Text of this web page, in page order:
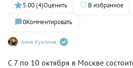
Анна Куклина
5.00 (4)Оценить В избранное
0Комментировать
С 7 по 10 октября в Москве